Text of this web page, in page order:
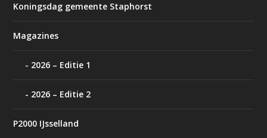
Koningsdag gemeente Staphorst
Magazines
2026 – Editie 1
2026 – Editie 2
P2000 IJsselland